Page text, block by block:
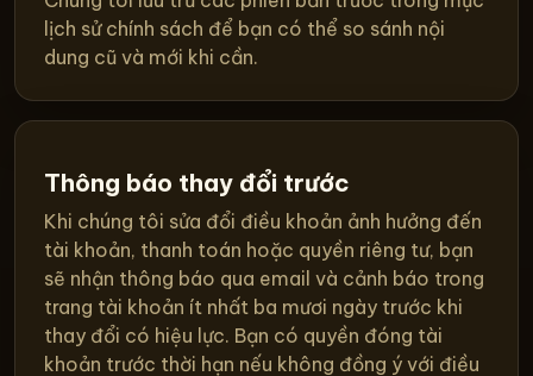
lịch sử chính sách để bạn có thể so sánh nội
dung cũ và mới khi cần.
Thông báo thay đổi trước
Khi chúng tôi sửa đổi điều khoản ảnh hưởng đến
tài khoản, thanh toán hoặc quyền riêng tư, bạn
sẽ nhận thông báo qua email và cảnh báo trong
trang tài khoản ít nhất ba mươi ngày trước khi
thay đổi có hiệu lực. Bạn có quyền đóng tài
khoản trước thời hạn nếu không đồng ý với điều